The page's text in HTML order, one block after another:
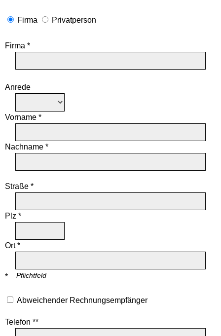
Firma Privatperson
Firma *
Anrede
Vorname *
Nachname *
Straße *
Plz *
Ort *
* Pflichtfeld
Abweichender Rechnungsempfänger
Telefon **